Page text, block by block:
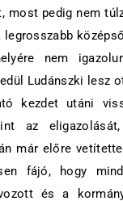
most pedig nem
legrosszabb
nem
Ludánszki lesz
kezdet utáni
az
már előre
fájó, hogy
és a